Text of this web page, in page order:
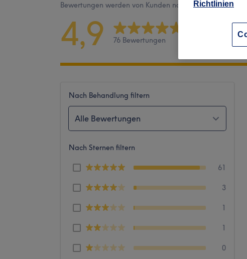
Bewertungen werden von Kunden nach ihrem Besuch
4,9 76 Bewertungen
Nach Behandlung filtern
Alle Bewertungen
Nach Sternen filtern
61
3
1
1
0
Richtlinien